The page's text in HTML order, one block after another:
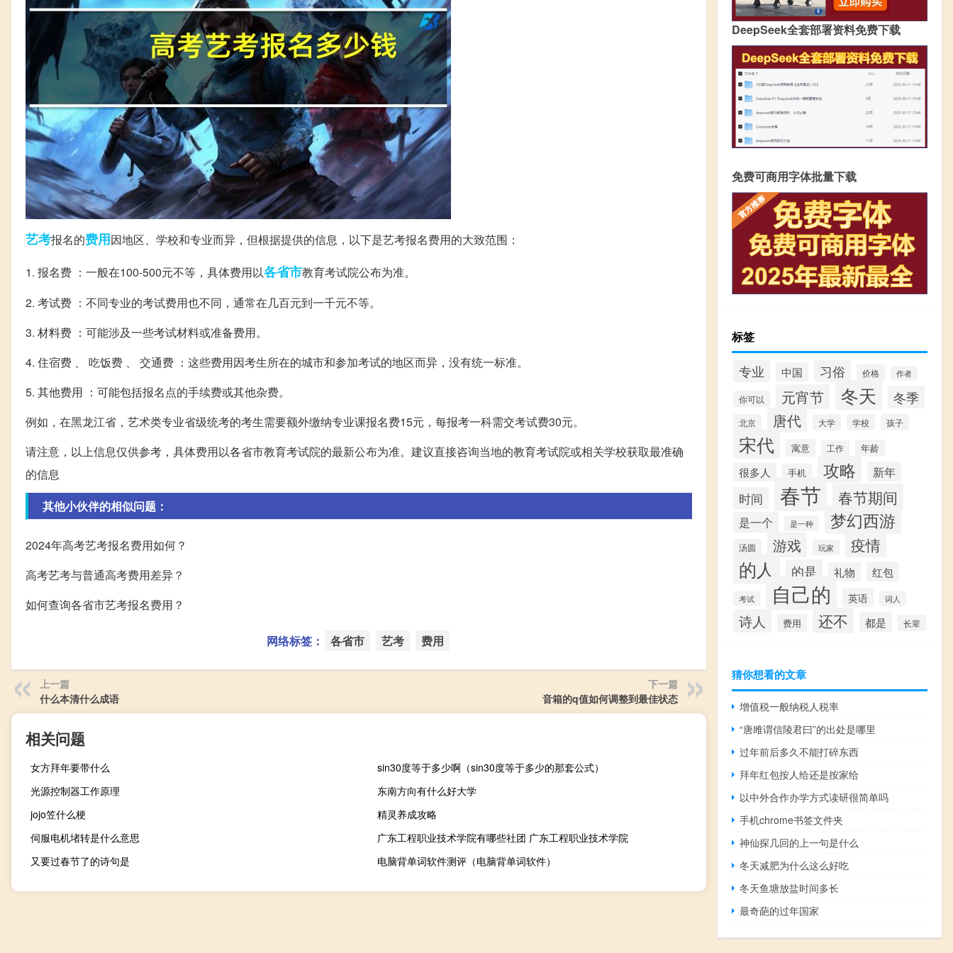
艺考报名的费用因地区、学校和专业而异，但根据提供的信息，以下是艺考报名费用的大致范围：
1. 报名费 ：一般在100-500元不等，具体费用以各省市教育考试院公布为准。
2. 考试费 ：不同专业的考试费用也不同，通常在几百元到一千元不等。
3. 材料费 ：可能涉及一些考试材料或准备费用。
4. 住宿费 、 吃饭费 、 交通费 ：这些费用因考生所在的城市和参加考试的地区而异，没有统一标准。
5. 其他费用 ：可能包括报名点的手续费或其他杂费。
例如，在黑龙江省，艺术类专业省级统考的考生需要额外缴纳专业课报名费15元，每报考一科需交考试费30元。
请注意，以上信息仅供参考，具体费用以各省市教育考试院的最新公布为准。建议直接咨询当地的教育考试院或相关学校获取最准确
的信息
其他小伙伴的相似问题：
2024年高考艺考报名费用如何？
高考艺考与普通高考费用差异？
如何查询各省市艺考报名费用？
网络标签： 各省市 艺考 费用
上一篇
什么本清什么成语
下一篇
音箱的q值如何调整到最佳状态
相关问题
女方拜年要带什么
sin30度等于多少啊（sin30度等于多少的那套公式）
光源控制器工作原理
东南方向有什么好大学
jojo笠什么梗
精灵养成攻略
伺服电机堵转是什么意思
广东工程职业技术学院有哪些社团 广东工程职业技术学院
又要过春节了的诗句是
电脑背单词软件测评（电脑背单词软件）
DeepSeek全套部署资料免费下载
免费可商用字体批量下载
标签
专业 中国 习俗 价格 作者
你可以 元宵节 冬天 冬季
北京 唐代 大学 学校 孩子
宋代 寓意 工作 年龄
很多人 手机 攻略 新年
时间 春节 春节期间
是一个 是一种 梦幻西游
汤圆 游戏 玩家 疫情
的人 的是 礼物 红包
考试 自己的 英语 词人
诗人 费用 还不 都是 长辈
猜你想看的文章
增值税一般纳税人税率
“唐雎谓信陵君曰”的出处是哪里
过年前后多久不能打碎东西
拜年红包按人给还是按家给
以中外合作办学方式读研很简单吗
手机chrome书签文件夹
神仙探几回的上一句是什么
冬天减肥为什么这么好吃
冬天鱼塘放盐时间多长
最奇葩的过年国家